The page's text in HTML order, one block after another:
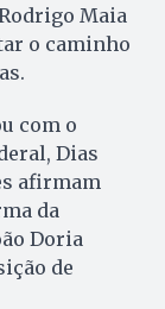
Maia
o caminho
com o
Dias
afirmam
da
Doria
de